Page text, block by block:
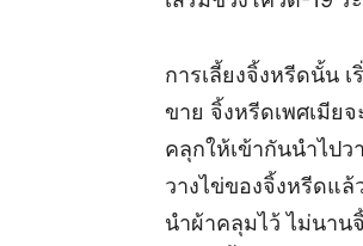
การเลี้ยงจิ้งหรีดนั้น
ขาย จิ้งหรีดเพศเมีย
คลุกให้เข้ากันนำไปว
วางไข่ของจิ้งหรีดแ
นำผ้าคลุมไว้ ไม่นาน